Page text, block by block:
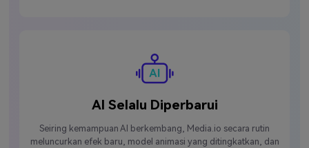
AI Selalu Diperbarui
Seiring kemampuan AI berkembang, Media.io secara rutin
meluncurkan efek baru, model animasi yang ditingkatkan, dan